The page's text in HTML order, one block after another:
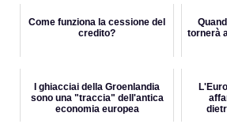
Come funziona la cessione del
credito?
tornerà
I ghiacciai della Groenlandia
sono una "traccia" dell'antica
economia europea